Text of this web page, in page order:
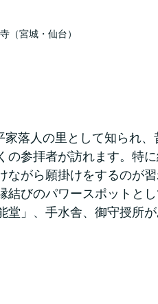
（宮城・仙台）
落人の里として知られ、
参拝者が訪れます。特に
がら願掛けをするのが
びのパワースポットと
堂」、手水舎、御守授所